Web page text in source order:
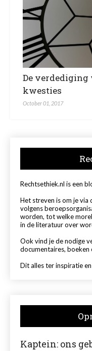
De verdediging
kwesties
October 01, 2017
Rechtsethiek.nl is een
Het streven is om je via
volgens
worden, tot welke
in de literatuur over
Ook vind je de nodige
documentaires, boeken
Dit alles ter inspiratie
Kaptein: ons